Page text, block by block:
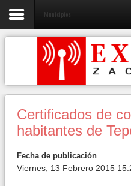
Municipios
Certificados de
habitantes de
Fecha de publicación
Viernes, 13 Febrero 2015